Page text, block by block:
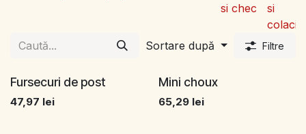
si chec
si
colaci
Sortare după Filtre
Fursecuri de post
47,97 lei
Mini choux
65,29lei